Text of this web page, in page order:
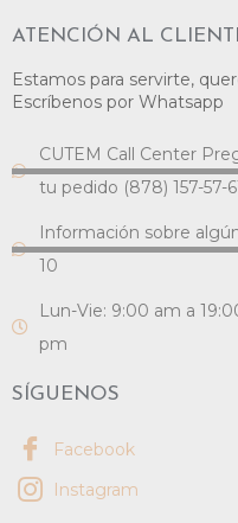
ATENCIÓN AL
Estamos para servirte,
Escríbenos por Whatsapp
CUTEM Call Center
tu pedido (878) 157-57-
Información sobre
10
Lun-Vie: 9:00 am a
pm
SÍGUENOS
Facebook
Instagram